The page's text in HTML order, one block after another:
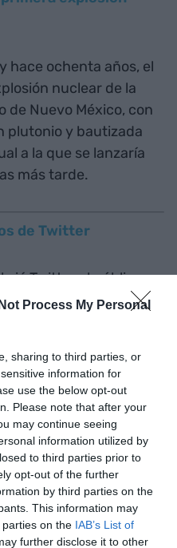
Process My Personal
sharing to third parties, or
information for
use the below opt-out
Please note that after your
may continue seeing
information utilized by
to third parties prior to
opt-out of the further
by third parties on the
This information may
on the IAB’s List of
further disclose it to other
hace ochenta años, el
nuclear de la
de Nuevo México, con
plutonio y bautizada
a la que se lanzaría
más tarde.
de Twitter
Twitter al público.
el hashtag #
de usuarios
un valor inicial de 26$
de caracteres, de